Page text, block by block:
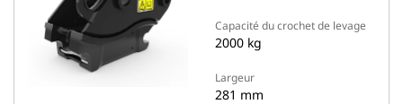
Capacité du crochet de levage
2000 kg
Largeur
281 mm